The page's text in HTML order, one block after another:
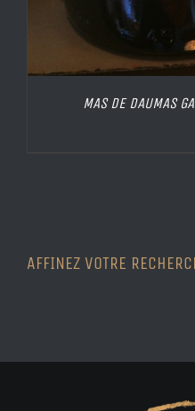
MAS DE DAUMAS
AFFINEZ VOTRE